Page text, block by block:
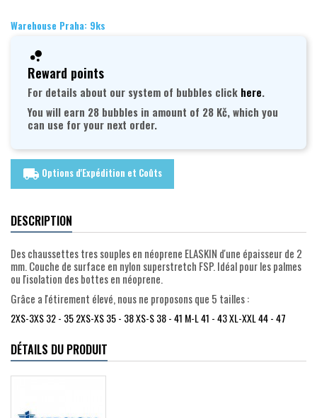
Warehouse Praha: 9ks
Reward points
For details about our system of bubbles click here.
You will earn 28 bubbles in amount of 28 Kč, which you
can use for your next order.
local_shipping Options d'Expédition et Coûts
DESCRIPTION
Des chaussettes tres souples en néoprene ELASKIN d'une épaisseur de 2
mm. Couche de surface en nylon superstretch FSP. Idéal pour les palmes
ou l'isolation des bottes en néoprene.
Grâce a l'étirement élevé, nous ne proposons que 5 tailles :
2XS-3XS 32 - 35 2XS-XS 35 - 38 XS-S 38 - 41 M-L 41 - 43 XL-XXL 44 - 47
DÉTAILS DU PRODUIT